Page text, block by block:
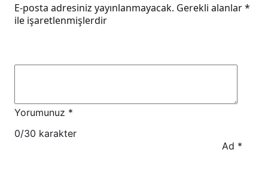
E-posta adresiniz yayınlanmayacak. Gerekli alanlar*
ile işaretlenmişlerdir
Yorumunuz *
0/30 karakter
Ad *